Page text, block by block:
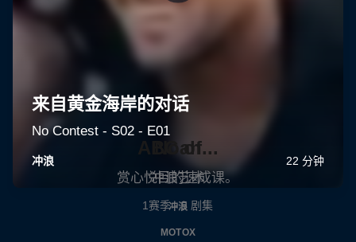
Noah
冲浪艺术
冲浪
ABC of...
赏心悦目的速成课。
1赛季 · 5 剧集
MOTOX